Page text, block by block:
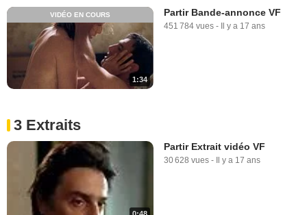
1:34
VIDÉO EN COURS Partir Bande-annonce VF
451 784 vues - Il y a 17 ans
3 Extraits
Partir Extrait vidéo VF
30 628 vues - Il y a 17 ans